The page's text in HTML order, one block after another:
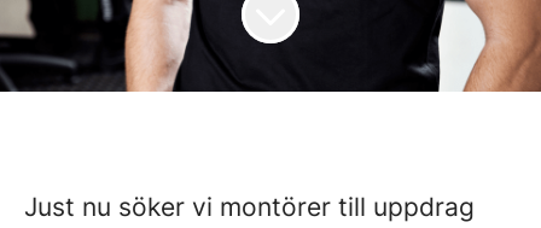
Just nu söker vi montörer till uppdrag